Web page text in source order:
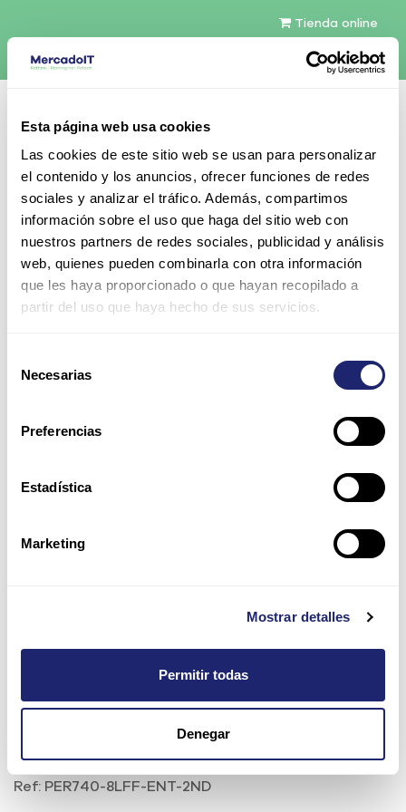
Esta página web usa cookies
Las cookies de este sitio web se usan para personalizar
el contenido y los anuncios, ofrecer funciones de redes
sociales y analizar el tráfico. Además, compartimos
información sobre el uso que haga del sitio web con
nuestros partners de redes sociales, publicidad y análisis
web, quienes pueden combinarla con otra información
que les haya proporcionado o que hayan recopilado a
partir del uso que haya hecho de sus servicios.
Necesarias
Preferencias
Estadística
Marketing
Mostrar detalles
Permitir todas
Denegar
Tienda online
Español
Contáctenos
Todos los productos
PER740-8LFF-ENT-2ND | Dell PowerEdge R740
CTO 8LFF 2U
PER740-8LFF-ENT-2ND | Dell
PowerEdge R740 CTO 8LFF 2U
Ref: PER740-8LFF-ENT-2ND